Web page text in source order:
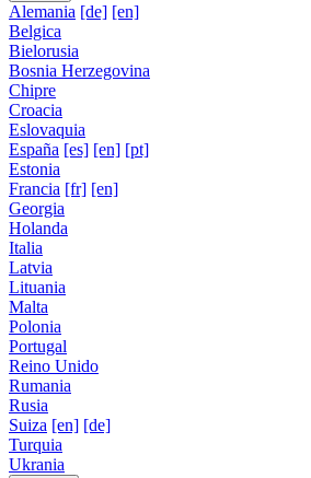
Alemania [de] [en]
Belgica
Bielorusia
Bosnia Herzegovina
Chipre
Croacia
Eslovaquia
España [es] [en] [pt]
Estonia
Francia [fr] [en]
Georgia
Holanda
Italia
Latvia
Lituania
Malta
Polonia
Portugal
Reino Unido
Rumania
Rusia
Suiza [en] [de]
Turquia
Ukrania